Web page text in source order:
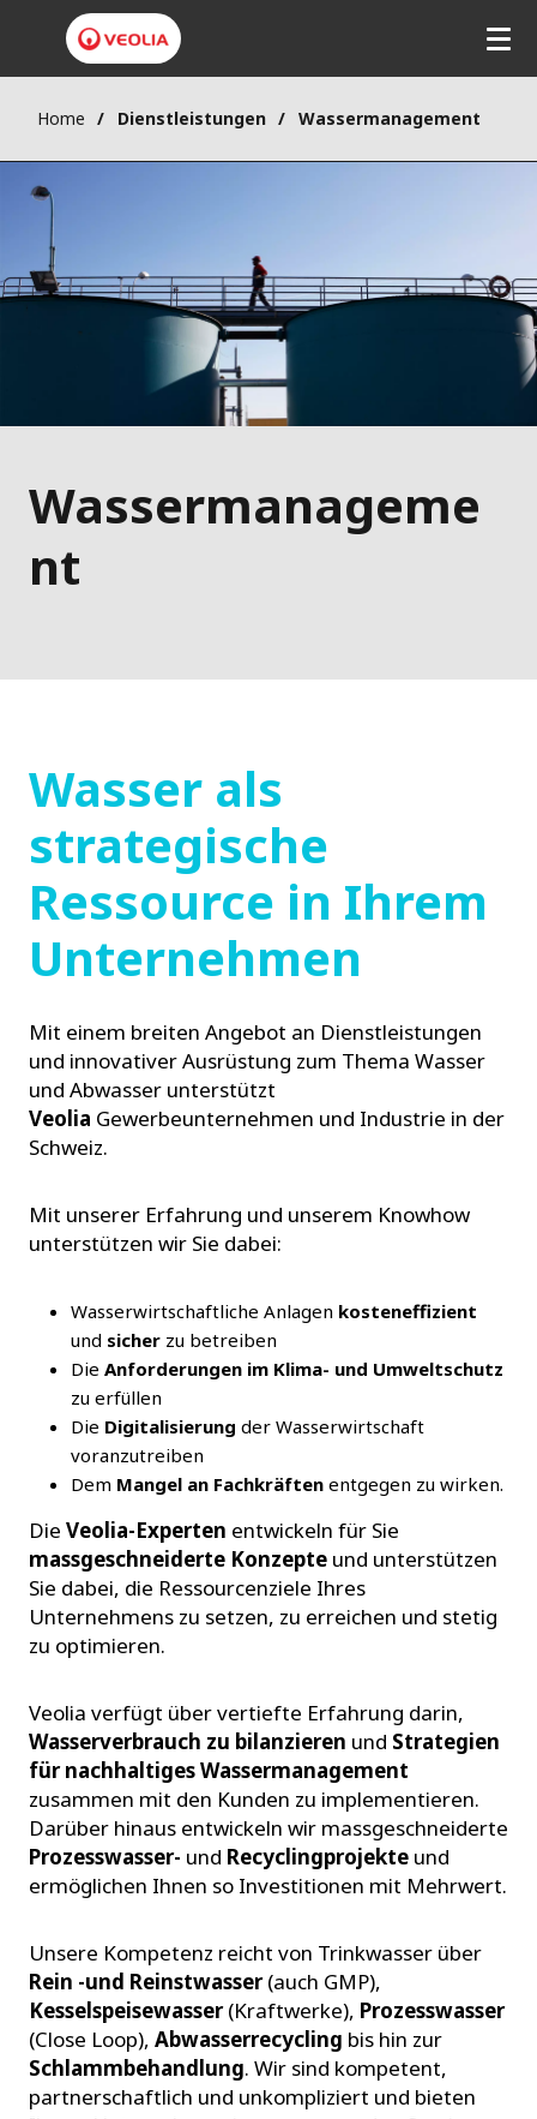
Home Dienstleistungen Wassermanagement
Wassermanageme
nt
Wasser als
strategische
Ressource in Ihrem
Unternehmen
Mit einem breiten Angebot an Dienstleistungen
und innovativer Ausrüstung zum Thema Wasser
und Abwasser unterstützt
Veolia Gewerbeunternehmen und Industrie in der
Schweiz.
Mit unserer Erfahrung und unserem Knowhow
unterstützen wir Sie dabei:
Wasserwirtschaftliche Anlagen kosteneffizient
und sicher zu betreiben
Die Anforderungen im Klima- und Umweltschutz
zu erfüllen
Die Digitalisierung der Wasserwirtschaft
voranzutreiben
Dem Mangel an Fachkräften entgegen zu wirken.
Die Veolia-Experten entwickeln für Sie
massgeschneiderte Konzepte und unterstützen
Sie dabei, die Ressourcenziele Ihres
Unternehmens zu setzen, zu erreichen und stetig
zu optimieren.
Veolia verfügt über vertiefte Erfahrung darin,
Wasserverbrauch zu bilanzieren und Strategien
für nachhaltiges Wassermanagement
zusammen mit den Kunden zu implementieren.
Darüber hinaus entwickeln wir massgeschneiderte
Prozesswasser- und Recyclingprojekte und
ermöglichen Ihnen so Investitionen mit Mehrwert.
Unsere Kompetenz reicht von Trinkwasser über
Rein -und Reinstwasser(auch GMP),
Kesselspeisewasser(Kraftwerke), Prozesswasser
(Close Loop), Abwasserrecycling bis hin zur
Schlammbehandlung. Wir sind kompetent,
partnerschaftlich und unkompliziert und bieten